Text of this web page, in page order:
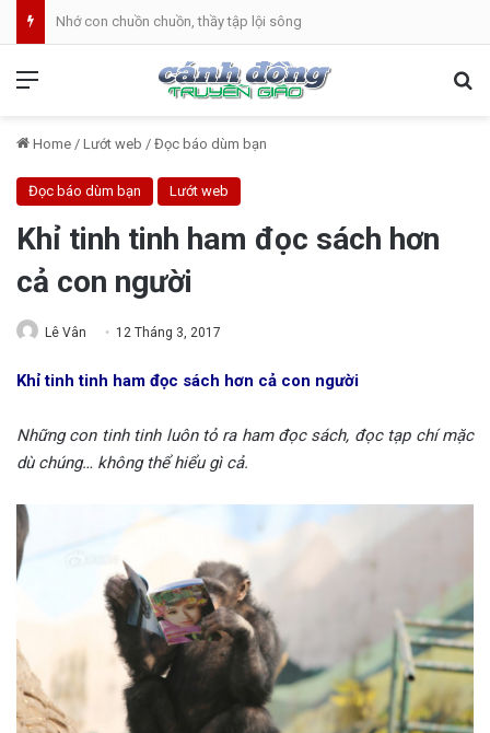
Bánh Mì Sáng | Thứ Hai 10.08 | Thánh Laurensô, Phó tế, tử đạo
Home / Lướt web / Đọc báo dùm bạn
Đọc báo dùm bạn Lướt web
Khỉ tinh tinh ham đọc sách hơn
cả con người
Lê Vân 12 Tháng 3, 2017
Khỉ tinh tinh ham đọc sách hơn cả con người
Những con tinh tinh luôn tỏ ra ham đọc sách, đọc tạp chí mặc
dù chúng… không thể hiểu gì cả.